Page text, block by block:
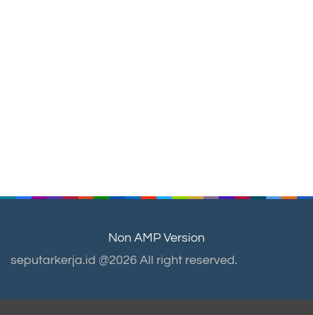
Non AMP Version
seputarkerja.id @2026 All right reserved.